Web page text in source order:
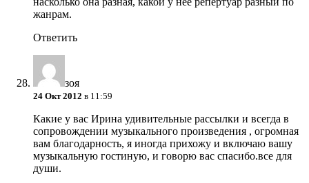
жанрам.
Ответить
зоя
24 Окт 2012 в 11:59
Какие у вас Ирина удивительные рассылки и всегда в
сопровождении музыкального произведения , огромная
вам благодарность, я иногда прихожу и включаю вашу
музыкальную гостиную, и говорю вас спасибо.все для
души.